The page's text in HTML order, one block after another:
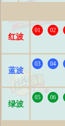
红波
01 02
蓝波
03 04
绿波
05 06